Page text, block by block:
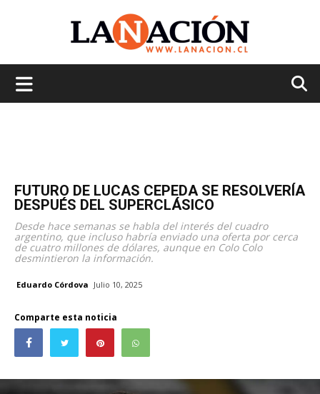
FUTURO DE LUCAS CEPEDA SE RESOLVERÍA
DESPUÉS DEL SUPERCLÁSICO
Desde hace semanas se habla del interés del cuadro
argentino, que incluso habría enviado una oferta por cerca
de cuatro millones de dólares, aunque en Colo Colo
desmintieron la información.
Eduardo Córdova Julio 10, 2025
Comparte esta noticia